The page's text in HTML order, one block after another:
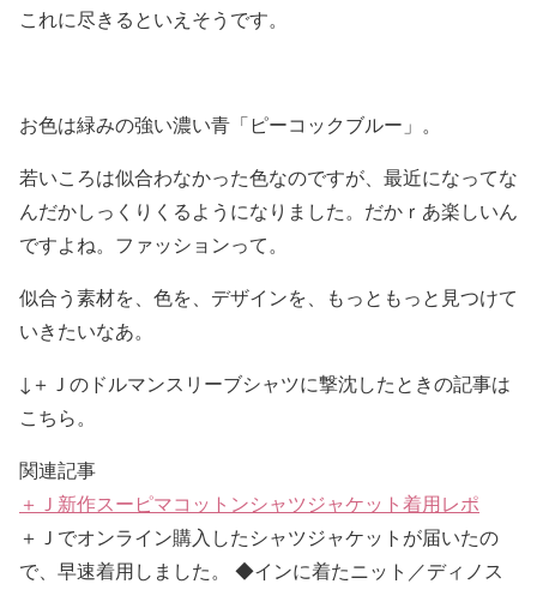
これに尽きるといえそうです。
お色は緑みの強い濃い青 「ピーコックブルー」。
若いころは似合わなかった色なのですが、最近になってな
んだかしっくりくるようになりました。だかｒあ楽しいん
ですよね。ファッションって。
似合う素材を、色を、デザインを、もっともっと見つけて
いきたいなあ。
↓＋Ｊのドルマンスリーブシャツに撃沈したときの記事は
こちら。
関連記事
＋Ｊ新作スーピマコットンシャツジャケット着用レポ
＋Ｊでオンライン購入したシャツジャケットが届いたの
で、早速着用しました。 ◆インに着たニット／ディノス